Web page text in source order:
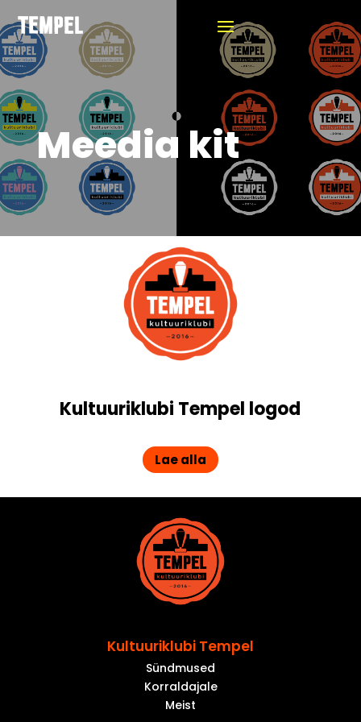
Meedia kit
Kultuuriklubi Tempel logod
Lae alla
Kultuuriklubi Tempel
Sündmused
Korraldajale
Meist